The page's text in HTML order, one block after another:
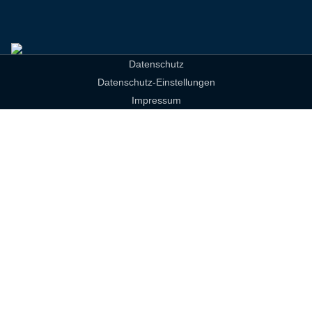
Datenschutz
Datenschutz-Einstellungen
Impressum